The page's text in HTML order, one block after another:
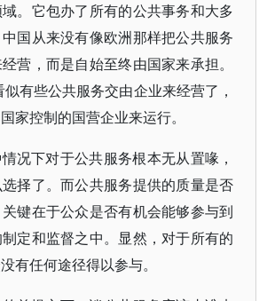
。它包办了所有的公共事务和大多
国从来没有像欧洲那样把公共服务
营，而是自始至终由国家来承担。
有些公共服务交由企业来经营了，
家控制的国营企业来运行。
况下对于公共服务根本无从置喙，
择了。而公共服务提供的质量是否
键在于公众是否有机会能够参与到
定和监督之中。显然，对于所有的
有任何途径得以参与。